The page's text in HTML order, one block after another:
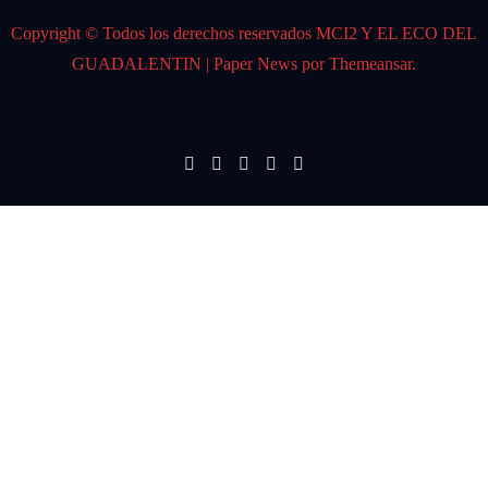
Copyright © Todos los derechos reservados MCI2 Y EL ECO DEL
GUADALENTIN | Paper News porThemeansar.